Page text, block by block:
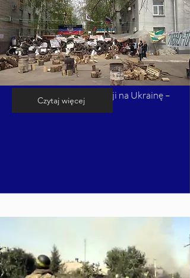
Kalendarium inwazji Rosji na Ukrainę –
Czytaj więcej